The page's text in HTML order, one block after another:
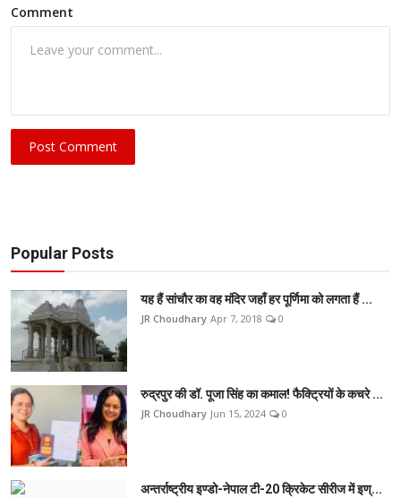
Comment
Post Comment
Popular Posts
यह हैं सांचौर का वह मंदिर जहाँ हर पूर्णिमा को लगता हैं ...
JR Choudhary Apr 7, 2018 0
रुद्रपुर की डॉ. पूजा सिंह का कमाल! फैक्ट्रियों के कचरे ...
JR Choudhary Jun 15, 2024 0
अन्तर्राष्ट्रीय इण्डो-नेपाल टी-20 क्रिकेट सीरीज में इण्...